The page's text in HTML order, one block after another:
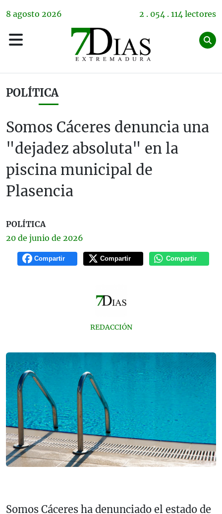
8 agosto 2026 2 . 054 . 114 lectores
POLÍTICA
Somos Cáceres denuncia una
"dejadez absoluta" en la
piscina municipal de
Plasencia
POLÍTICA
20 de junio de 2026
Compartir Compartir Compartir
REDACCIÓN
Somos Cáceres ha denunciado el estado de